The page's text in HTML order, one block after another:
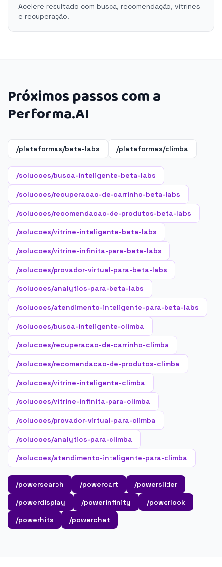
Acelere resultado com busca, recomendação, vitrines
e recuperação.
Próximos passos com a
Performa.AI
/plataformas/beta-labs /plataformas/climba
/solucoes/busca-inteligente-beta-labs
/solucoes/recuperacao-de-carrinho-beta-labs
/solucoes/recomendacao-de-produtos-beta-labs
/solucoes/vitrine-inteligente-beta-labs
/solucoes/vitrine-infinita-para-beta-labs
/solucoes/provador-virtual-para-beta-labs
/solucoes/analytics-para-beta-labs
/solucoes/atendimento-inteligente-para-beta-labs
/solucoes/busca-inteligente-climba
/solucoes/recuperacao-de-carrinho-climba
/solucoes/recomendacao-de-produtos-climba
/solucoes/vitrine-inteligente-climba
/solucoes/vitrine-infinita-para-climba
/solucoes/provador-virtual-para-climba
/solucoes/analytics-para-climba
/solucoes/atendimento-inteligente-para-climba
/powersearch /powercart
/powerslider
/powerdisplay
/powerinfinity
/powerlook
/powerhits
/powerchat